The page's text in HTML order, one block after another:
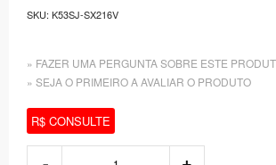
SKU: K53SJ-SX216V
» FAZER UMA PERGUNTA SOBRE ESTE
» SEJA O PRIMEIRO A AVALIAR O PRODUTO
R$ CONSULTE